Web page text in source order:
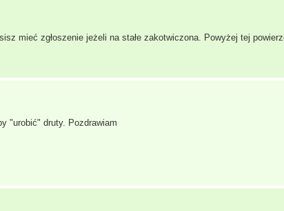
mieć zgłoszenie jeżeli na stałe zakotwiczona. Powyżej tej
"urobić" druty. Pozdrawiam